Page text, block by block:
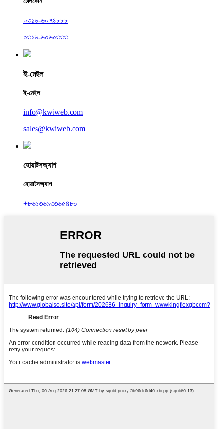
০৩১৬-৬০৭৪৮৮৮
০৩১৬-৬০৬০৩৩৩
ই-মেইল
ই-মেইল
info@kwiweb.com
sales@kwiweb.com
হোয়াটসঅ্যাপ
হোয়াটসঅ্যাপ
+৮৬১৩৬১৩৩৬৫৪৮০